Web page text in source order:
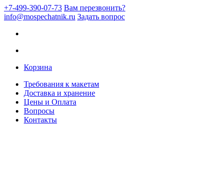
+7-499-390-07-73 Вам перезвонить?
info@mospechatnik.ru Задать вопрос
Корзина
Требования к макетам
Доставка и хранение
Цены и Оплата
Вопросы
Контакты